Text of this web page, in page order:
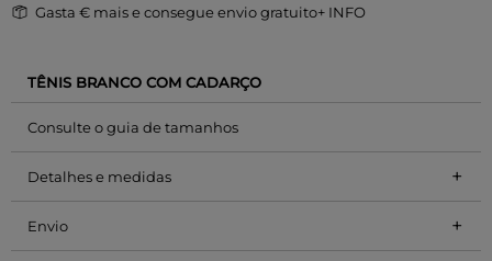
Gasta € mais e consegue envio gratuito+ INFO
TÊNIS BRANCO COM CADARÇO
Consulte o guia de tamanhos
Detalhes e medidas +
Envio +